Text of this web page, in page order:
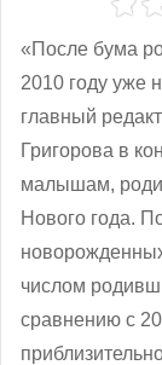
«После бума
2010 году уже
главный
Григорова в
малышам,
Нового года.
числом
сравнению с